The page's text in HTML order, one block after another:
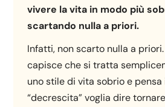
vivere la vita in modo più
scartando nulla a priori.
Infatti, non scarto nulla a
capisce che si tratta
uno stile di vita sobrio e pensa
“decrescita” voglia dire